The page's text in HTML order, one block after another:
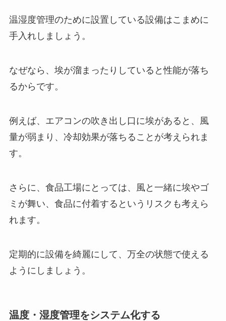
温湿度管理のために設置している設備はこまめに
手入れしましょう。
なぜなら、埃が溜まったりしていると性能が落ち
るからです。
例えば、エアコンの吹き出し口に埃があると、風
量が弱まり、冷却効果が落ちることが考えられま
す。
さらに、食品工場にとっては、風と一緒に埃やゴ
ミが舞い、食品に付着するというリスクも考えら
れます。
定期的に設備を綺麗にして、万全の状態で使える
ようにしましょう。
温度・湿度管理をシステム化する